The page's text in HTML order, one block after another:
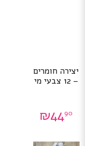
יצירה חומרים
– 12 צבעי מי
₪4490